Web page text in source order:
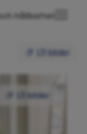
hållbarhet
13 bilder
13 bilder